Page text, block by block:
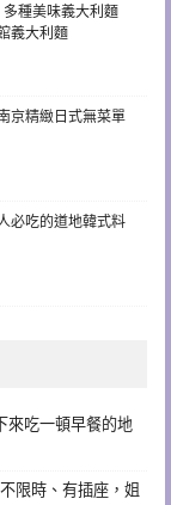
多種美味義大利麵
義大利麵
京精緻日式無菜單
必吃的道地韓式料
來吃一頓早餐的地
限時、有插座，姐